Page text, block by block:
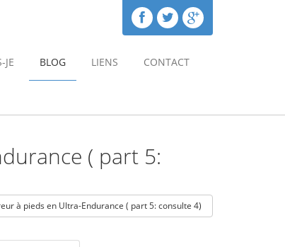
JE BLOG LIENS CONTACT
( part 5:
Posté par:Michel 28/06/2015
à pieds en Ultra-Endurance ( part 5: consulte 4)